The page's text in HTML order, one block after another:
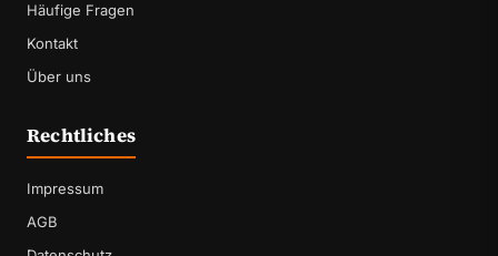
Häufige Fragen
Kontakt
Über uns
Rechtliches
Impressum
AGB